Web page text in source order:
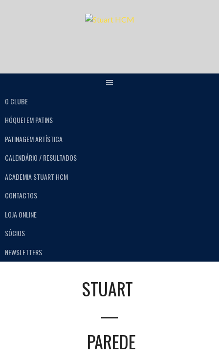
O CLUBE
HÓQUEI EM PATINS
PATINAGEM ARTÍSTICA
CALENDÁRIO / RESULTADOS
ACADEMIA STUART HCM
CONTACTOS
LOJA ONLINE
SÓCIOS
NEWSLETTERS
STUART
—
PAREDE